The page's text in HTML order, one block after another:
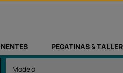
PEGATINAS & TALLER